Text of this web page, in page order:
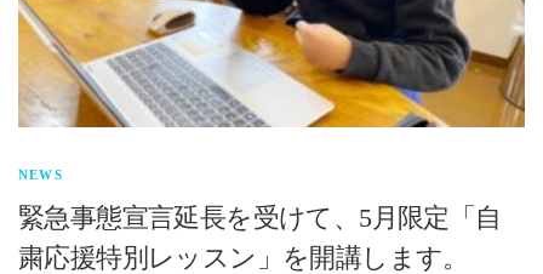
NEWS
緊急事態宣言延長を受けて、5月限定「自
粛応援特別レッスン」を開講します。